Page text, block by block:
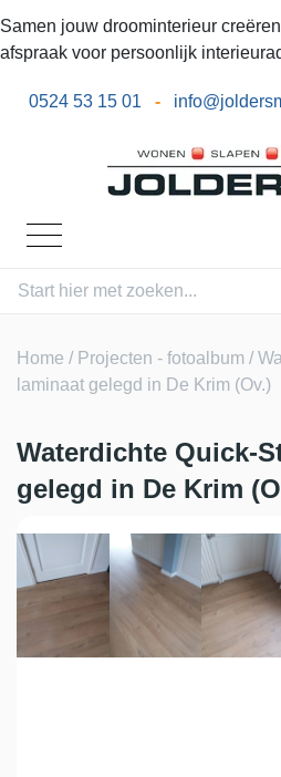
Samen jouw droominterieur
afspraak voor persoonlijk
0524 53 15 01 -
Home / Projecten - fotoalbum /
laminaat gelegd in De Krim (Ov.)
Waterdichte Quick-
gelegd in De Krim